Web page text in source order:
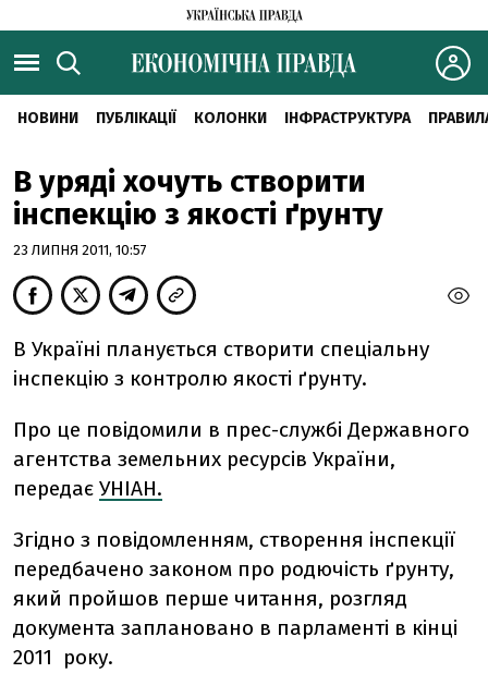
НОВИНИ ПУБЛІКАЦІЇ КОЛОНКИ ІНФРАСТРУКТУРА
В уряді хочуть створити
інспекцію з якості ґрунту
23 ЛИПНЯ 2011, 10:57
В Україні планується створити спеціальну
інспекцію з контролю якості ґрунту.
Про це повідомили в прес-службі Державного
агентства земельних ресурсів України,
передає УНІАН.
Згідно з повідомленням, створення інспекції
передбачено законом про родючість ґрунту,
який пройшов перше читання, розгляд
документа заплановано в парламенті в кінці
2011 року.